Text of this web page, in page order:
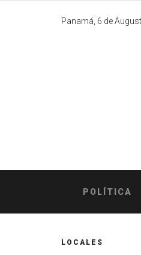
Panamá, 6 de
POLÍTICA
LOCALES